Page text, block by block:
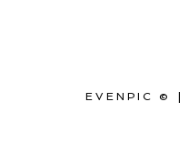
EVENPIC © |